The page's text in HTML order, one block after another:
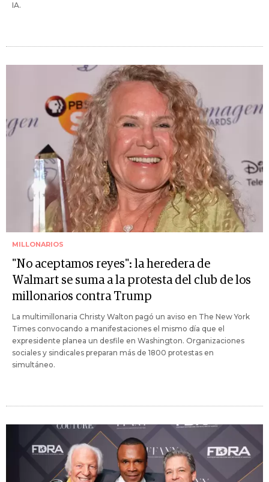
IA.
MILLONARIOS
"No aceptamos reyes": la heredera de
Walmart se suma a la protesta del club de los
millonarios contra Trump
La multimillonaria Christy Walton pagó un aviso en The New York
Times convocando a manifestaciones el mismo día que el
expresidente planea un desfile en Washington. Organizaciones
sociales y sindicales preparan más de 1800 protestas en
simultáneo.